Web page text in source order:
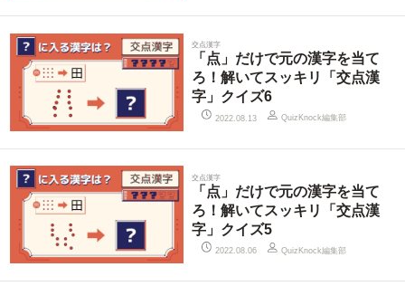
交点漢字
「点」だけで元の漢字を当て
ろ！解いてスッキリ「交点漢
字」クイズ6
2022.08.13 QuizKnock編集部
交点漢字
「点」だけで元の漢字を当て
ろ！解いてスッキリ「交点漢
字」クイズ5
2022.08.06 QuizKnock編集部